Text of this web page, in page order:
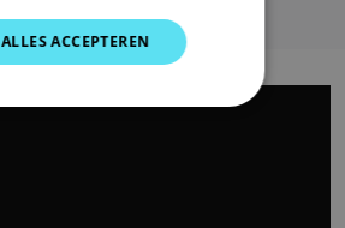
SPANISH
NORWEGIAN
FINNISH
ALLES ACCEPTEREN